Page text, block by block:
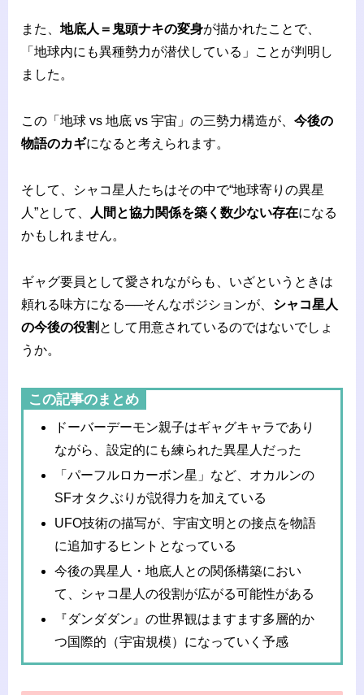
また、 地底人＝鬼頭ナキの変身が描かれたことで、
「地球内にも異種勢力が潜伏している」ことが判明し
ました。
この「地球 vs 地底 vs 宇宙」の三勢力構造が、 今後の
物語のカギになると考えられます。
そして、シャコ星人たちはその中で“地球寄りの異星
人”として、
人間と協力関係を築く数少ない存在になる
かもしれません。
ギャグ要員として愛されながらも、いざというときは
頼れる味方になる──そんなポジションが、 シャコ星人
の今後の役割 として用意されているのではないでしょ
うか。
この記事のまとめ
ドーバーデーモン親子はギャグキャラであり
ながら、設定的にも練られた異星人だった
「パーフルロカーボン星」など、オカルンの
SFオタクぶりが説得力を加えている
UFO技術の描写が、宇宙文明との接点を物語
に追加するヒントとなっている
今後の異星人・地底人との関係構築におい
て、シャコ星人の役割が広がる可能性がある
『ダンダダン』の世界観はますます多層的か
つ国際的（宇宙規模）になっていく予感